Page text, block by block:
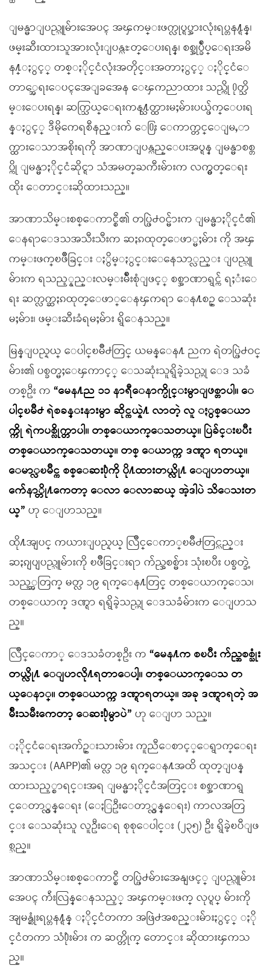
ျမန္မာျပည္သူမ်ားအေပၚ အၾကမ္းဖက္လုပ္ရပ္အားလုံးရပ္တန႔္ရန္၊
ဖမ္းဆီးထားသူအားလုံးျပန္လႊတ္ေပးရန္၊ စစ္အုပ္ခ်ဳပ္ေရးအမိ
န႔္ႏွင့္ တစ္ႏိုင္ငံလုံးအတိုင္းအတာႏွင့္ ႏိုင္ငံေ
တာ္အေရးေပၚအေျခအေန ေၾကညာထား သည္ကို ႐ုတ္သိ
မ္းေပးရန္၊ ဆက္သြယ္ေရးကန႔္သတ္ထားမႈမ်ားပယ္ဖ်က္‌ေပးရ
န္ႏွင့္ ဒီမိုကေရစီနည္းက် ေ႐ြး ေကာက္တင္ေျမႇာ
က္ထားေသာအစိုးရကို အာဏာျပန္လည္ေပးအပ္ရန္ ျမန္မာစစ္တ
ပ္ကို ျမန္မာႏိုင္ငံဆိုင္ရာ သံအမတ္ႀကီးမ်ားက လက္မွတ္ေရး
ထိုး ေတာင္းဆိုထားသည္။
အာဏာသိမ္းစစ္ေကာင္စီ၏ တပ္ဖြဲ႕ဝင္မ်ားက ျမန္မာႏိုင္ငံ၏
ေနရာေဒသအသီးသီးက ဆႏၵထုတ္ေဖာ္မႈမ်ား ကို အၾ
ကမ္းဖက္ၿဖိဳခြင္း ႏွိမ္ႏွင္းေနေသာ္လည္း ျပည္သူ
မ်ားက ရသည့္နည္းလမ္းမ်ိဳးစုံျဖင့္ စစ္အာဏာရွင္က် ရႈံးေ
ရး ဆက္လက္ဆႏၵထုတ္ေဖာ္ေနၾကရာ ေန႔စဥ္ ေသဆုံး
မႈမ်ား၊ ဖမ္းဆီးခံရမႈမ်ား ရွိေနသည္။
မြန္ျပည္နယ္ ေပါင္ၿမိဳ႕တြင္ ယမန္ေန႔ ညက ရဲတပ္ဖြဲ႕ဝင္
မ်ား၏ ပစ္ခတ္မႈေၾကာင့္ ေသဆုံးသူရွိခဲ့သည္ဟု ေဒ သခံ
တစ္ဦး က “မေန႔ည ၁၁ နာရီေနာက္ပိုင္းမွာျဖစ္တာပါ။ ေ
ပါင္ၿမိဳ႕ ရဲစခန္းနားမွာ ဆိုင္ကယ္နဲ႔ လာတဲ့ လူ ႏွစ္ေယာ
က္ကို ရဲကပစ္လိုက္တာပါ။ တစ္ေယာက္ေသတယ္။ ပြဲခ်င္းၿပီး
တစ္ေယာက္ေသတယ္။ တစ္ ေယာက္က ဒဏ္ရာ ရတယ္။
ေမာ္လၿမိဳင္က စစ္ေဆး႐ုံကို ပို႔ထားတယ္လို႔ ေျပာတယ္။
က်ေနာ္တို႔ကေတာ့ ေလာ ေလာဆယ္ အဲ့ဒါပဲ သိေသးတ
ယ္” ဟု ေျပာသည္။
ထို႔အျပင္ ကယားျပည္နယ္ လြိဳင္ေကာ္ၿမိဳ႕တြင္လည္း
ဆႏၵျပျပည္သူမ်ားကို ၿဖိဳခြင္းရာ က်ည္အစစ္မ်ား သုံးၿပီး ပစ္ခတ္ခဲ့
သည့္အတြက္ မတ္လ ၁၉ ရက္ေန႔တြင္ တစ္ေယာက္ေသ၊
တစ္ေယာက္ ဒဏ္ရာ ရရွိခဲ့သည္ဟု ေဒသခံမ်ားက ေျပာသ
ည္။
လြိဳင္ေကာ္ ေဒသခံတစ္ဦး က “မေန႔က စၿပီး က်ည္အစစ္သုံး
တယ္လို႔ ေျပာလို႔ရတာေပါ့။ တစ္ေယာက္ေသ တ
ယ္ေနာ္။ တစ္ေယာက္က ဒဏ္ရာရတယ္။ အခု ဒဏ္ရာရတဲ့ အ
မ်ိဳးသမီးကေတာ့ ေဆး႐ုံမွာပဲ” ဟု ေျပာ သည္။
ႏိုင္ငံေရးအက်ဥ္းသားမ်ား ကူညီေစာင့္ေရွာက္ေရး
အသင္း (AAPP)၏ မတ္လ ၁၉ ရက္ေန႔အထိ ထုတ္ျပန္
ထားသည့္စာရင္းအရ ျမန္မာႏိုင္ငံအတြင္း စစ္အာဏာရွ
င္ေတာ္လွန္ေရး (ေႏြဦးေတာ္လွန္ေရး) ကာလအတြ
င္း ေသဆုံးသူ လူဦးေရ စုစုေပါင္း (၂၃၅) ဦး ရွိခဲ့ၿပီျဖ
စ္သည္။
အာဏာသိမ္းစစ္ေကာင္စီ တပ္ဖြဲ႕မ်ားအေနျဖင့္ ျပည္သူမ်ား
အေပၚ က်ဴးလြန္ေနသည့္ အၾကမ္းဖက္ လုပ္ရပ္ မ်ားကို
အျမန္ဆုံးရပ္တန႔္ရန္ ႏိုင္ငံတကာ အဖြဲ႕အစည္းမ်ားႏွင့္ ႏို
င္ငံတကာ သံ႐ုံးမ်ား က ဆက္တိုက္ ေတာင္း ဆိုထားၾကသ
ည္။